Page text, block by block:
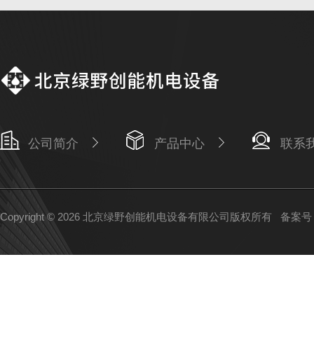
公司简介 产品中心 联系
Copyright © 2026 北京绿野创能机电设备有限公司版权所有 备案